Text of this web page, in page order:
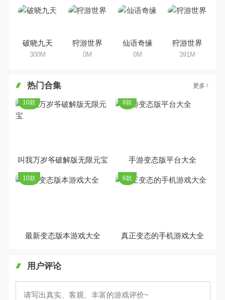
破晓九天
300M
狩游世界
0M
仙语奇缘
0M
狩游世界
391M
热门合集 更多
叫我万岁爷破解版无限元宝
10款
手游变态版平台大全
8款
最新变态版本游戏大全
10款
真正变态的手机游戏大全
6款
用户评论